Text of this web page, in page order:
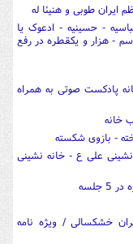
طوبی و هنیئا له
- حسینیه - ادعوک یا
- هزار و یکقطره در رفع
پادکست صوتی به همراه
خانه
- بازوی شکسته
علی ع - خانه نشینی
خشکسالی / ویژه نامه